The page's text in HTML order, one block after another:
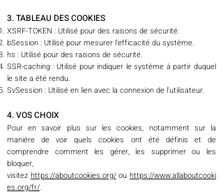
3. TABLEAU DES COOKIES
XSRF-TOKEN : Utilisé pour des raisons de sécurité.
bSession : Utilisé pour mesurer l'efficacité du système.
hs : Utilisé pour des raisons de sécurité.
SSR-caching : Utilisé pour indiquer le système à partir duquel
le site a été rendu.
SvSession : Utilisé en lien avec la connexion de l'utilisateur.
4. VOS CHOIX
Pour en savoir plus sur les cookies, notamment sur la
manière de voir quels cookies ont été définis et de
comprendre comment les gérer, les supprimer ou les
bloquer,
visitez https://aboutcookies.org/ouhttps://www.allaboutcooki
es.org/fr/.